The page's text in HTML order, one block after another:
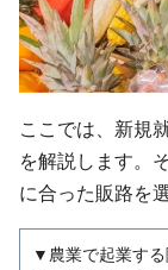
ここでは、新規
を解説します。
に合った販路を
▼農業で起業す